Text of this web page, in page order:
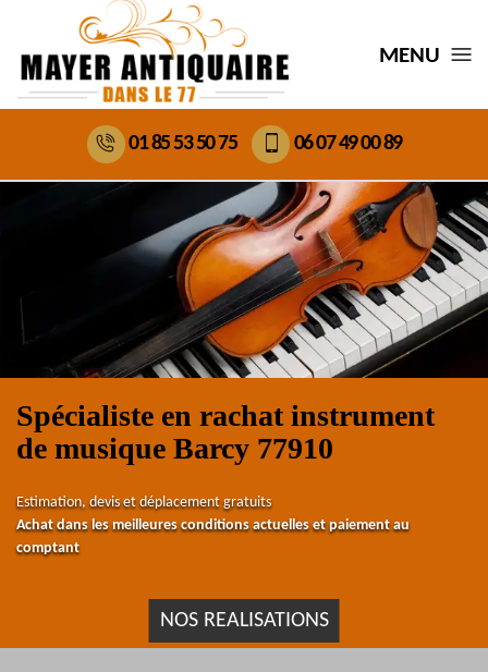
MENU
01 85 53 50 75 06 07 49 00 89
Spécialiste en rachat instrument
de musique Barcy 77910
Estimation, devis et déplacement gratuits
Achat dans les meilleures conditions actuelles et paiement au
comptant
NOS REALISATIONS